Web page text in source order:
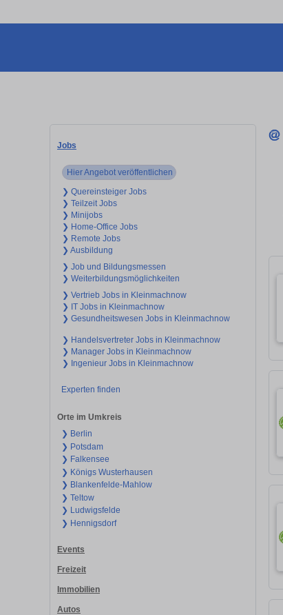
Jobs
Hier Angebot veröffentlichen
❯ Quereinsteiger Jobs
❯ Teilzeit Jobs
❯ Minijobs
❯ Home-Office Jobs
❯ Remote Jobs
❯ Ausbildung
❯ Job und Bildungsmessen
❯ Weiterbildungsmöglichkeiten
❯ Vertrieb Jobs in Kleinmachnow
❯ IT Jobs in Kleinmachnow
❯ Gesundheitswesen Jobs in Kleinmachnow
❯ Handelsvertreter Jobs in Kleinmachnow
❯ Manager Jobs in Kleinmachnow
❯ Ingenieur Jobs in Kleinmachnow
Experten finden
Orte im Umkreis
❯ Berlin
❯ Potsdam
❯ Falkensee
❯ Königs Wusterhausen
❯ Blankenfelde-Mahlow
❯ Teltow
❯ Ludwigsfelde
❯ Hennigsdorf
Events
Freizeit
Immobilien
Autos